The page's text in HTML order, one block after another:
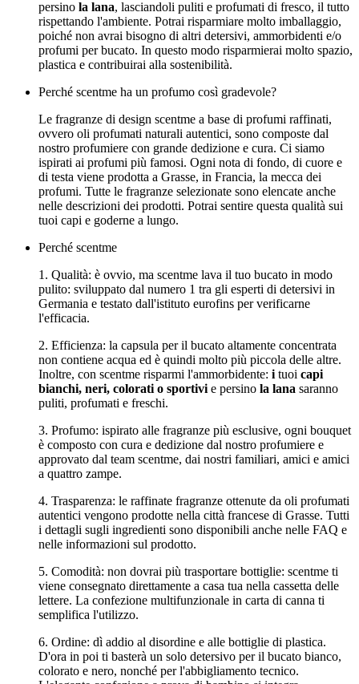
persino la lana, lasciandoli puliti e profumati di fresco, il tutto
rispettando l'ambiente. Potrai risparmiare molto imballaggio,
poiché non avrai bisogno di altri detersivi, ammorbidenti e/o
profumi per bucato. In questo modo risparmierai molto spazio,
plastica e contribuirai alla sostenibilità.
Perché scentme ha un profumo così gradevole?
Le fragranze di design scentme a base di profumi raffinati,
ovvero oli profumati naturali autentici, sono composte dal
nostro profumiere con grande dedizione e cura. Ci siamo
ispirati ai profumi più famosi. Ogni nota di fondo, di cuore e
di testa viene prodotta a Grasse, in Francia, la mecca dei
profumi. Tutte le fragranze selezionate sono elencate anche
nelle descrizioni dei prodotti. Potrai sentire questa qualità sui
tuoi capi e goderne a lungo.
Perché scentme
1. Qualità: è ovvio, ma scentme lava il tuo bucato in modo
pulito: sviluppato dal numero 1 tra gli esperti di detersivi in
Germania e testato dall'istituto eurofins per verificarne
l'efficacia.
2. Efficienza: la capsula per il bucato altamente concentrata
non contiene acqua ed è quindi molto più piccola delle altre.
Inoltre, con scentme risparmi l'ammorbidente: i tuoi capi
bianchi, neri, colorati o sportivi e persino la lana saranno
puliti, profumati e freschi.
3. Profumo: ispirato alle fragranze più esclusive, ogni bouquet
è composto con cura e dedizione dal nostro profumiere e
approvato dal team scentme, dai nostri familiari, amici e amici
a quattro zampe.
4. Trasparenza: le raffinate fragranze ottenute da oli profumati
autentici vengono prodotte nella città francese di Grasse. Tutti
i dettagli sugli ingredienti sono disponibili anche nelle FAQ e
nelle informazioni sul prodotto.
5. Comodità: non dovrai più trasportare bottiglie: scentme ti
viene consegnato direttamente a casa tua nella cassetta delle
lettere. La confezione multifunzionale in carta di canna ti
semplifica l'utilizzo.
6. Ordine: dì addio al disordine e alle bottiglie di plastica.
D'ora in poi ti basterà un solo detersivo per il bucato bianco,
colorato e nero, nonché per l'abbigliamento tecnico.